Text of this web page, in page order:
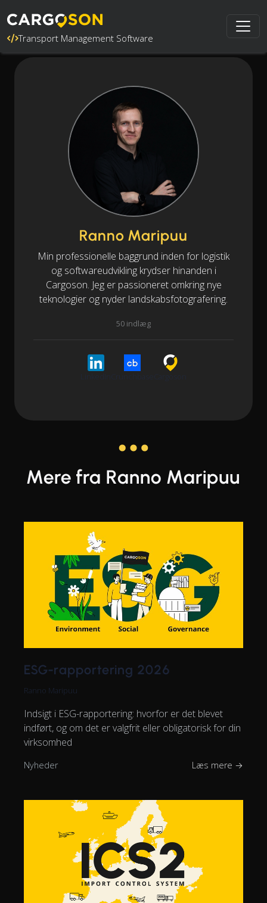
Transport Management Software
Ranno Maripuu
Min professionelle baggrund inden for logistik
og softwareudvikling krydser hinanden i
Cargoson. Jeg er passioneret omkring nye
teknologier og nyder landskabsfotografering.
50 indlæg
Mere fra Ranno Maripuu
ESG-rapportering 2026
Ranno Maripuu
Indsigt i ESG-rapportering: hvorfor er det blevet
indført, og om det er valgfrit eller obligatorisk for din
virksomhed
Nyheder Læs mere →